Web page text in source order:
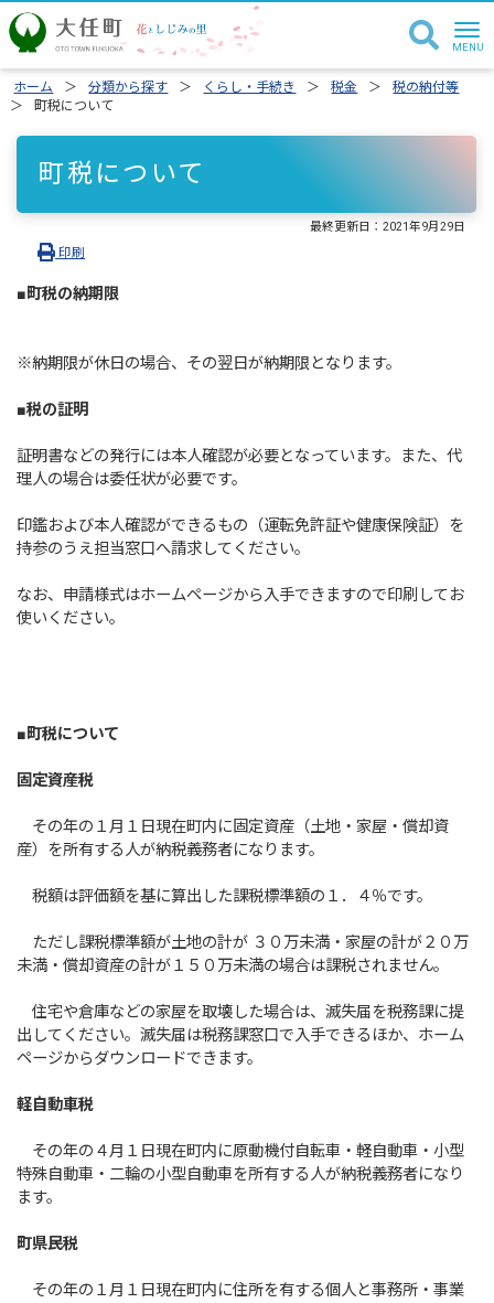
ホーム 分類から探す くらし・手続き 税金
税の納付等
町税について
町税について
最終更新日：2021年9月29日
印刷
■町税の納期限
※納期限が休日の場合、その翌日が納期限となります。
■税の証明
証明書などの発行には本人確認が必要となっています。また、代
理人の場合は委任状が必要です。
印鑑および本人確認ができるもの（運転免許証や健康保険証）を
持参のうえ担当窓口へ請求してください。
なお、申請様式はホームページから入手できますので印刷してお
使いください。
■町税について
固定資産税
その年の１月１日現在町内に固定資産（土地・家屋・償却資
産）を所有する人が納税義務者になります。
税額は評価額を基に算出した課税標準額の１．４％です。
ただし課税標準額が土地の計が ３０万未満・家屋の計が２０万
未満・償却資産の計が１５０万未満の場合は課税されません。
住宅や倉庫などの家屋を取壊した場合は、滅失届を税務課に提
出してください。滅失届は税務課窓口で入手できるほか、ホーム
ページからダウンロードできます。
軽自動車税
その年の４月１日現在町内に原動機付自転車・軽自動車・小型
特殊自動車・二輪の小型自動車を所有する人が納税義務者になり
ます。
町県民税
その年の１月１日現在町内に住所を有する個人と事務所・事業